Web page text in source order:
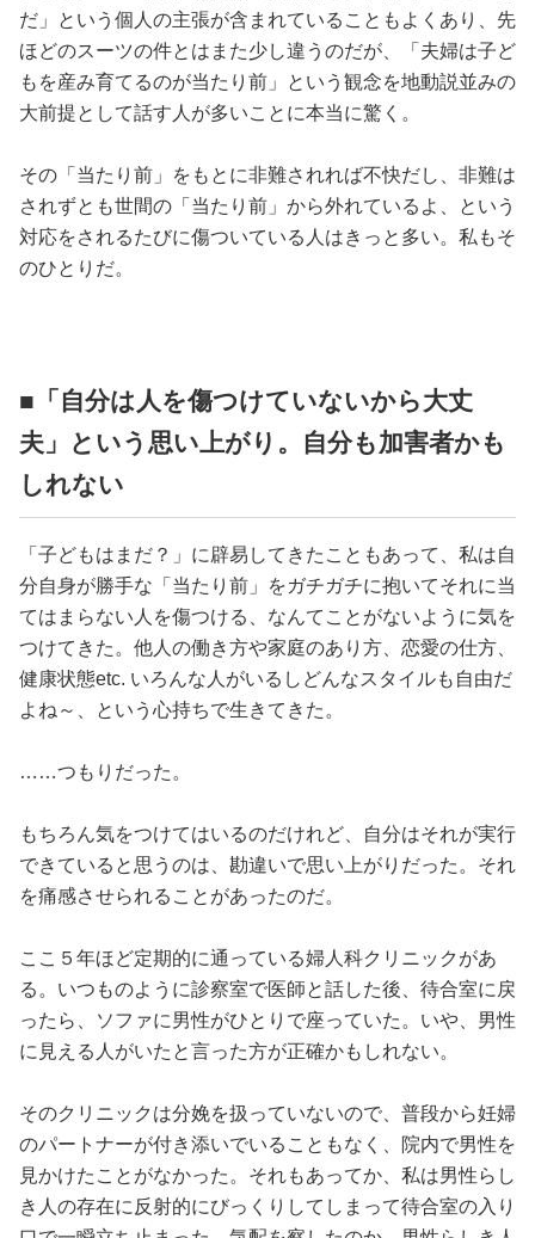
だ」という個人の主張が含まれていることもよくあり、先
ほどのスーツの件とはまた少し違うのだが、「夫婦は子ど
もを産み育てるのが当たり前」という観念を地動説並みの
大前提として話す人が多いことに本当に驚く。
その「当たり前」をもとに非難されれば不快だし、非難は
されずとも世間の「当たり前」から外れているよ、という
対応をされるたびに傷ついている人はきっと多い。私もそ
のひとりだ。
■「自分は人を傷つけていないから大丈
夫」という思い上がり。自分も加害者かも
しれない
「子どもはまだ？」に辟易してきたこともあって、私は自
分自身が勝手な「当たり前」をガチガチに抱いてそれに当
てはまらない人を傷つける、なんてことがないように気を
つけてきた。他人の働き方や家庭のあり方、恋愛の仕方、
健康状態etc. いろんな人がいるしどんなスタイルも自由だ
よね～、という心持ちで生きてきた。
……つもりだった。
もちろん気をつけてはいるのだけれど、自分はそれが実行
できていると思うのは、勘違いで思い上がりだった。それ
を痛感させられることがあったのだ。
ここ５年ほど定期的に通っている婦人科クリニックがあ
る。いつものように診察室で医師と話した後、待合室に戻
ったら、ソファに男性がひとりで座っていた。いや、男性
に見える人がいたと言った方が正確かもしれない。
そのクリニックは分娩を扱っていないので、普段から妊婦
のパートナーが付き添いでいることもなく、院内で男性を
見かけたことがなかった。それもあってか、私は男性らし
き人の存在に反射的にびっくりしてしまって待合室の入り